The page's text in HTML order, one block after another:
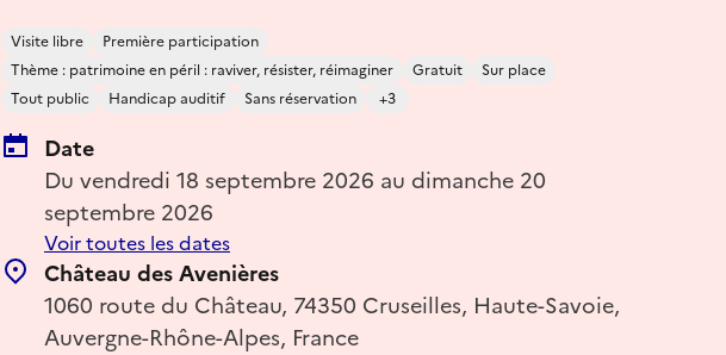
Visite libre
Première participation
Thème : patrimoine en péril : raviver, résister, réimaginer
Gratuit
Sur place
Tout public
Handicap auditif Sans réservation +3
Date
Du vendredi 18 septembre 2026 au dimanche 20
septembre 2026
Voir toutes les dates
Château des Avenières
1060 route du Château, 74350 Cruseilles, Haute-Savoie,
Auvergne-Rhône-Alpes, France